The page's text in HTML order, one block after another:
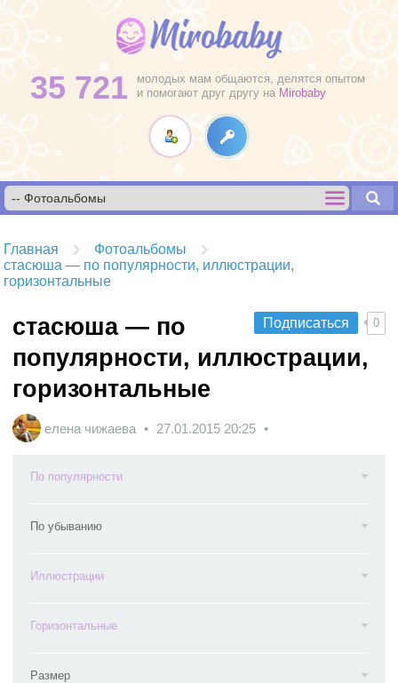
35 721
молодых мам общаются, делятся опытом
и помогают друг другу на Mirobaby
Главная
Фотоальбомы
стасюша — по популярности, иллюстрации,
горизонтальные
Подписаться 0
стасюша — по
популярности, иллюстрации,
горизонтальные
елена чижаева 27.01.2015 20:25
По популярности
По убыванию
Иллюстрации
Горизонтальные
Размер